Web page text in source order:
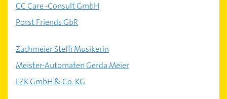
CC Care -Consult GmbH
Porst Friends GbR
Zachmeier Steffi Musikerin
Meister-Automaten Gerda Meier
LZK GmbH & Co. KG